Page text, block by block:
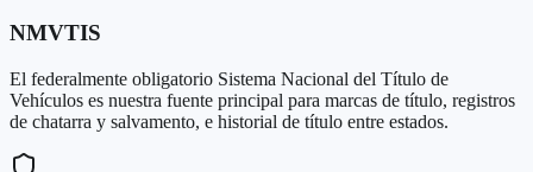
NMVTIS
El federalmente obligatorio Sistema Nacional del Título de
Vehículos es nuestra fuente principal para marcas de título, registros
de chatarra y salvamento, e historial de título entre estados.